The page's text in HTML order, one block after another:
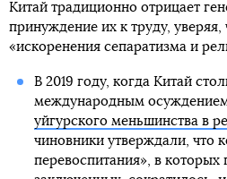
Китай традиционно отрицает
принуждение их к труду,
«искоренения сепаратизма и
В 2019 году, когда Китай
международным
уйгурского меньшинства в
чиновники утверждали, что
перевоспитания», в